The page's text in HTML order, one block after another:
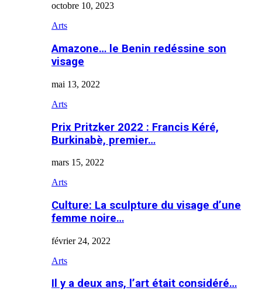
octobre 10, 2023
Arts
Amazone… le Benin redéssine son
visage
mai 13, 2022
Arts
Prix Pritzker 2022 : Francis Kéré,
Burkinabè, premier…
mars 15, 2022
Arts
Culture: La sculpture du visage d’une
femme noire…
février 24, 2022
Arts
Il y a deux ans, l’art était considéré…